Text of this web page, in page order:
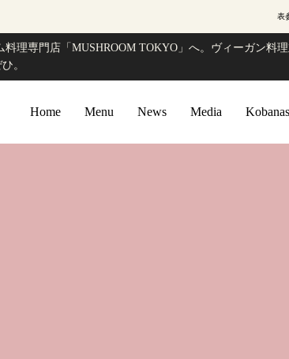
表
理専門店「MUSHROOM TOKYO」へ。ヴィーガン料
。
Home Menu News Media